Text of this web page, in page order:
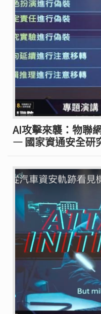
AI攻擊來襲：物聯
— 國家資通安全研